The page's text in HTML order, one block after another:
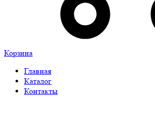
Корзина
Главная
Каталог
Контакты